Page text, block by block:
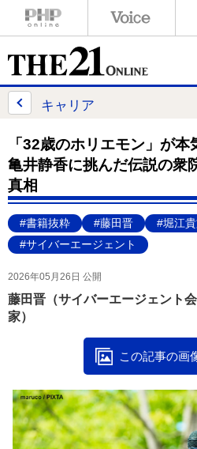
キャリア
「32歳のホリエモン」が本
亀井静香に挑んだ伝説の衆
真相
#書籍抜粋 #藤田晋 #堀江
#サイバーエージェント
2026年05月26日 公開
藤田晋（サイバーエージェント
家）
この記事の画